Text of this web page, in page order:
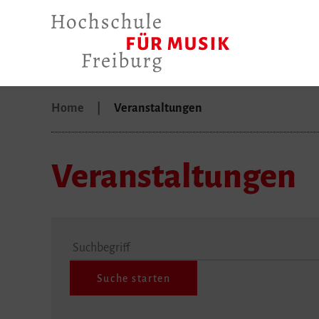
Home Veranstaltungen
Veranstaltungen
Suchbegriff